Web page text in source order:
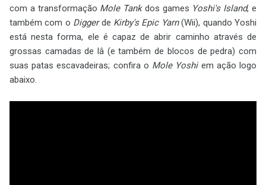
com a transformação Mole Tankdos games Yoshi's Island, e
também com o Diggerde Kirby's Epic Yarn(Wii), quando Yoshi
está nesta forma, ele é capaz de abrir caminho através de
grossas camadas de lâ (e também de blocos de pedra) com
suas patas escavadeiras; confira o Mole Yoshiem ação logo
abaixo.